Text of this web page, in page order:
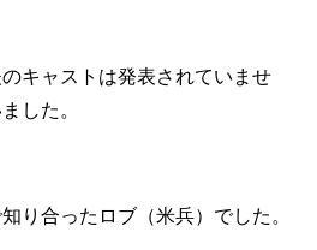
キャストは発表されていませ
した。
り合ったロブ（米兵）でした。